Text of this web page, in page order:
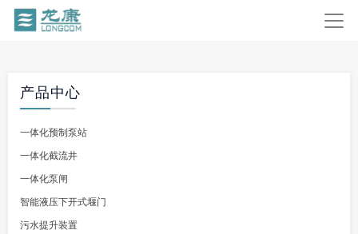
产品中心
一体化预制泵站
一体化截流井
一体化泵闸
智能液压下开式堰门
污水提升装置